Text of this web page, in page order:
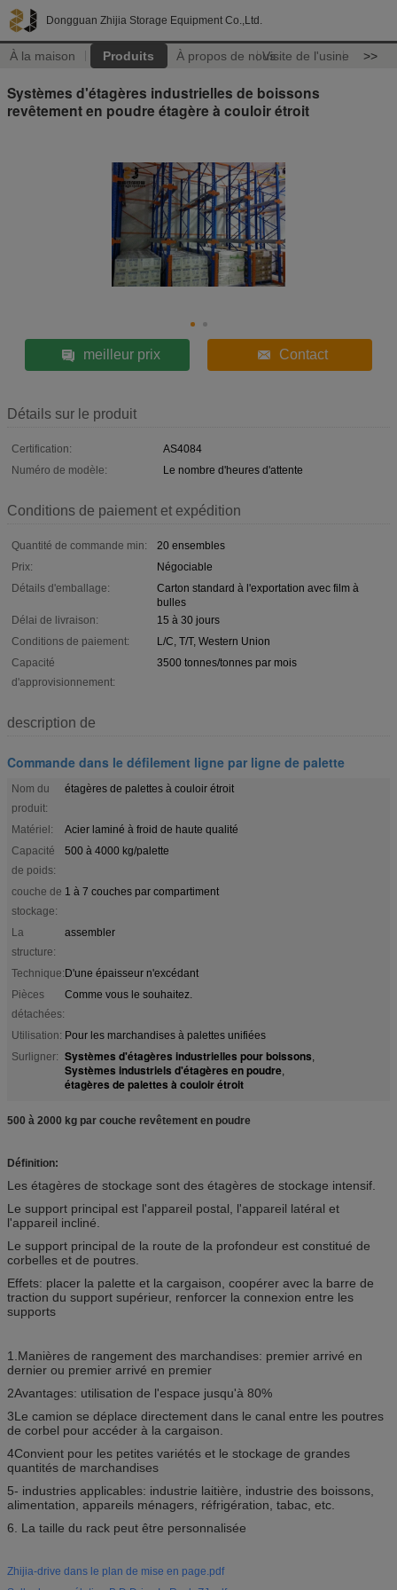
Dongguan Zhijia Storage Equipment Co.,Ltd.
À la maison Produits À propos de nousVisite de l'usine >>
Systèmes d'étagères industrielles de boissons
revêtement en poudre étagère à couloir étroit
meilleur prix Contact
Détails sur le produit
Certification:
AS4084
Numéro de modèle:
Le nombre d'heures d'attente
Conditions de paiement et expédition
Quantité de commande min:
20 ensembles
Prix:
Négociable
Détails d'emballage:
Carton standard à l'exportation avec film à
bulles
Délai de livraison:
15 à 30 jours
Conditions de paiement:
L/C, T/T, Western Union
Capacité
d'approvisionnement:
3500 tonnes/tonnes par mois
description de
Commande dans le défilement ligne par ligne de palette
Nom du
produit:
étagères de palettes à couloir étroit
Matériel:
Acier laminé à froid de haute qualité
Capacité
de poids:
500 à 4000 kg/palette
couche de
stockage:
1 à 7 couches par compartiment
La
structure:
assembler
Technique:D'une épaisseur n'excédant
Pièces
détachées:
Comme vous le souhaitez.
Utilisation: Pour les marchandises à palettes unifiées
Surligner: Systèmes d'étagères industrielles pour boissons,
Systèmes industriels d'étagères en poudre,
étagères de palettes à couloir étroit
500 à 2000 kg par couche revêtement en poudre
Définition:
Les étagères de stockage sont des étagères de stockage intensif.
Le support principal est l'appareil postal, l'appareil latéral et
l'appareil incliné.
Le support principal de la route de la profondeur est constitué de
corbelles et de poutres.
Effets: placer la palette et la cargaison, coopérer avec la barre de
traction du support supérieur, renforcer la connexion entre les
supports
1.Manières de rangement des marchandises: premier arrivé en
dernier ou premier arrivé en premier
2Avantages: utilisation de l'espace jusqu'à 80%
3Le camion se déplace directement dans le canal entre les poutres
de corbel pour accéder à la cargaison.
4Convient pour les petites variétés et le stockage de grandes
quantités de marchandises
5- industries applicables: industrie laitière, industrie des boissons,
alimentation, appareils ménagers, réfrigération, tabac, etc.
6. La taille du rack peut être personnalisée
Zhijia-drive dans le plan de mise en page.pdf